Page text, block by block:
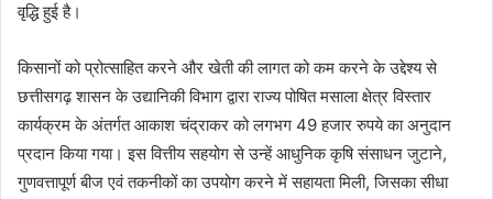
वृद्धि हुई है।
किसानों को प्रोत्साहित करने और खेती की लागत को कम करने के उद्देश्य से
छत्तीसगढ़ शासन के उद्यानिकी विभाग द्वारा राज्य पोषित मसाला क्षेत्र विस्तार
कार्यक्रम के अंतर्गत आकाश चंद्राकर को लगभग 49 हजार रुपये का अनुदान
प्रदान किया गया। इस वित्तीय सहयोग से उन्हें आधुनिक कृषि संसाधन जुटाने,
गुणवत्तापूर्ण बीज एवं तकनीकों का उपयोग करने में सहायता मिली, जिसका सीधा